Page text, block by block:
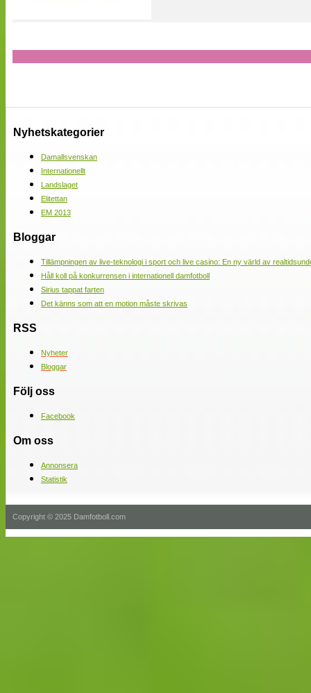
Nyhetskategorier
Damallsvenskan
Internationellt
Landslaget
Elitettan
EM 2013
Bloggar
Tillämpningen av live-teknologi i sport och live casino: En ny värld av
Håll koll på konkurrensen i internationell damfotboll
Sirius tappat farten
Det känns som att en motion måste skrivas
RSS
Nyheter
Bloggar
Följ oss
Facebook
Om oss
Annonsera
Statistik
Copyright © 2025 Damfotboll.com